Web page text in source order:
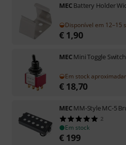
MECBattery Holder
Disponível em 12–15
€ 1,90
MECMini Toggle
Em stock
€ 18,70
MECMM-Style MC-5
2
Em stock
€ 199